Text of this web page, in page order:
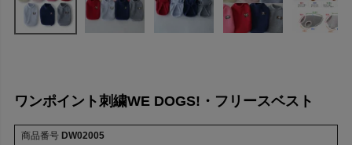
ワンポイント刺繍WE DOGS!・フリースベスト
商品番号 DW02005